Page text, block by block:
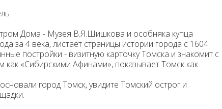
Дома - Музея В.Я.Шишкова и особняка купца
за 4 века, листает страницы истории города с 1604
постройки - визитную карточку Томска и знакомит с
как «Сибирскими Афинами», показывает Томск как
город Томск, увидите Томский острог и